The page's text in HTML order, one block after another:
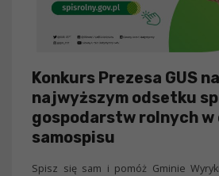
Konkurs Prezesa GUS
najwyższym odsetku
gospodarstw rolnych w
samospisu
Spisz się sam i pomóż Gminie